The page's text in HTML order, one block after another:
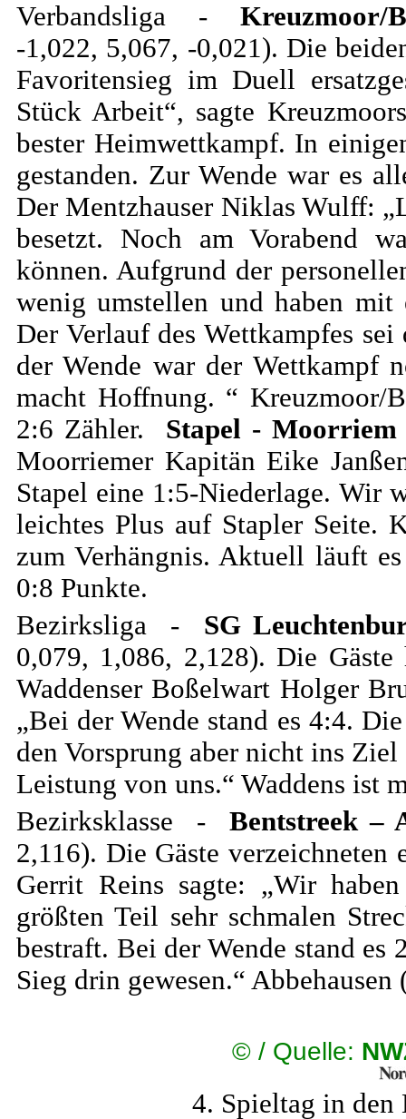
Verbandsliga - Kreuzmoor/
-1,022, 5,067, -0,021). Die
Favoritensieg im Duell
Stück Arbeit“, sagte
bester Heimwettkampf. In
gestanden. Zur Wende war es
Der Mentzhauser Niklas Wulff:
besetzt. Noch am Vorabend
können. Aufgrund der
wenig umstellen und haben mit
Der Verlauf des Wettkampfes
der Wende war der Wettkampf
macht Hoffnung. “ Kreuzmoor/
2:6 Zähler. Stapel - Moorriem
Moorriemer Kapitän Eike
Stapel eine 1:5-Niederlage. Wir
leichtes Plus auf Stapler Seite.
zum Verhängnis. Aktuell läuft
0:8 Punkte.
Bezirksliga - SG
0,079, 1,086, 2,128). Die
Waddenser Boßelwart Holger
„Bei der Wende stand es 4:4.
den Vorsprung aber nicht ins
Leistung von uns.“ Waddens ist
Bezirksklasse - Bentstreek –
2,116). Die Gäste
Gerrit Reins sagte: „Wir
größten Teil sehr schmalen
bestraft. Bei der Wende stand
Sieg drin gewesen.“
©/ Quelle:
4. Spieltag in